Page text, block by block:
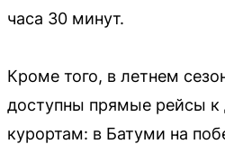
часа 30 минут.
Кроме того, в летнем
доступны прямые рейсы
курортам: в Батуми на